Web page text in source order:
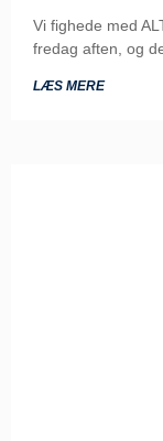
Vi fighede med
fredag aften, og
LÆS MERE